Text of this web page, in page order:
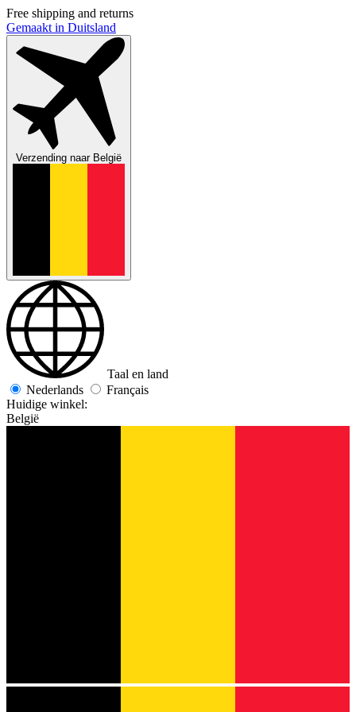
Free shipping and returns
Gemaakt in Duitsland
Verzending naarBelgië
Taal en land
Nederlands
Français
Huidige winkel:
België